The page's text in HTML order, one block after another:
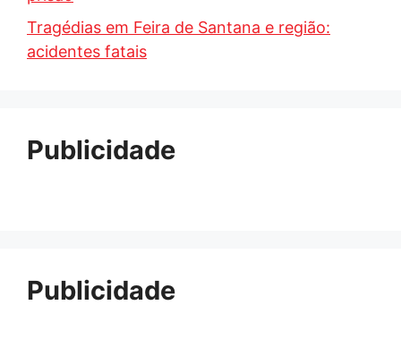
Tragédias em Feira de Santana e região:
acidentes fatais
Publicidade
Publicidade